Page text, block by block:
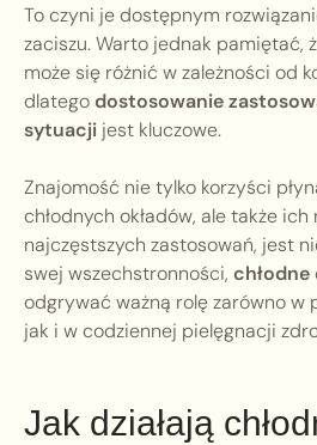
To czyni je dostępnym
zaciszu. Warto jednak pamiętać,
może się różnić w zależności od
dlategodostosowanie
sytuacji jest kluczowe.
Znajomość nie tylko korzyści
chłodnych okładów, ale także
najczęstszych zastosowań, jest
swej wszechstronności, chłodne
odgrywać ważną rolę zarówno w
jak i w codziennej pielęgnacji
Jak działają